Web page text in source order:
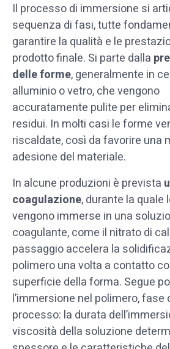
Il processo di immersione si
sequenza di fasi, tutte
garantire la qualità e le
prodotto finale. Si parte dalla
delle forme, generalmente in
alluminio o vetro, che vengono
accuratamente pulite per
residui. In molti casi le forme
riscaldate, così da favorire una
adesione del materiale.
In alcune produzioni è prevista
coagulazione, durante la quale
vengono immerse in una
coagulante, come il nitrato di
passaggio accelera la
polimero una volta a contatto
superficie della forma. Segue
l’immersione nel polimero, fase
processo: la durata
viscosità della soluzione